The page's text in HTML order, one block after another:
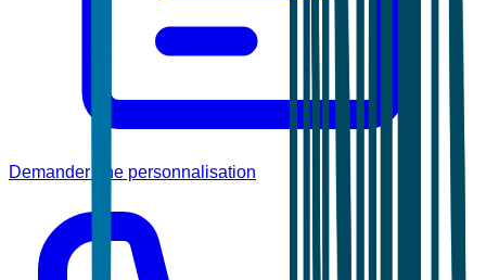
Demander une personnalisation